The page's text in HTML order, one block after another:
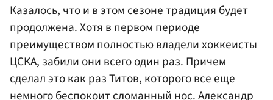
Казалось, что и в этом сезоне традиция будет
продолжена. Хотя в первом периоде
преимуществом полностью владели хоккеисты
ЦСКА, забили они всего один раз. Причем
сделал это как раз Титов, которого все еще
немного беспокоит сломанный нос. Александр